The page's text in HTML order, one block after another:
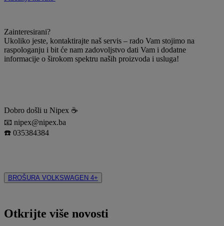
Zainteresirani?
Ukoliko jeste, kontaktirajte naš servis – rado Vam stojimo na
raspologanju i bit će nam zadovoljstvo dati Vam i dodatne
informacije o širokom spektru naših proizvoda i usluga!
Dobro došli u Nipex ☕️
📧 nipex@nipex.ba
☎️ 035384384
BROŠURA VOLKSWAGEN 4+
Otkrijte više novosti